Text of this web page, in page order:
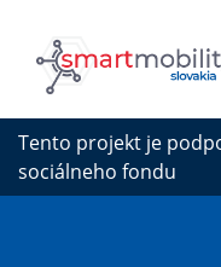
Tento projekt je
sociálneho fondu